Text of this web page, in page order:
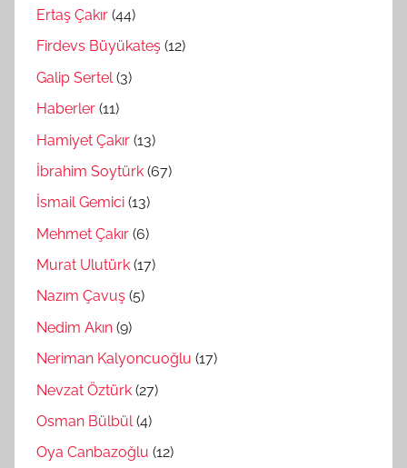
Ertaş Çakır (44)
Firdevs Büyükateş (12)
Galip Sertel (3)
Haberler (11)
Hamiyet Çakır (13)
İbrahim Soytürk (67)
İsmail Gemici (13)
Mehmet Çakır (6)
Murat Ulutürk (17)
Nazım Çavuş (5)
Nedim Akın (9)
Neriman Kalyoncuoğlu (17)
Nevzat Öztürk (27)
Osman Bülbül(4)
Oya Canbazoğlu (12)